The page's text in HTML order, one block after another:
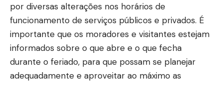
por diversas alterações nos horários de
funcionamento de serviços públicos e privados. É
importante que os moradores e visitantes estejam
informados sobre o que abre e o que fecha
durante o feriado, para que possam se planejar
adequadamente e aproveitar ao máximo as